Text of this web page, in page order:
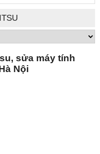
sửa máy tính
Nội